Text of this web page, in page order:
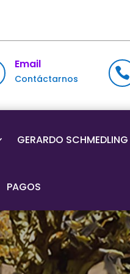
Email
Contáctarnos 
GERARDO SCHMEDLING
PAGOS